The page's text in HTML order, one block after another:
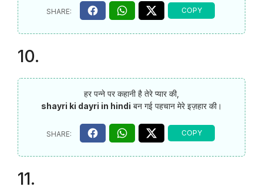
10.
हर पन्ने पर कहानी है तेरे प्यार की,
shayri ki dayri in hindi बन गई पहचान मेरे इज़हार की।
11.